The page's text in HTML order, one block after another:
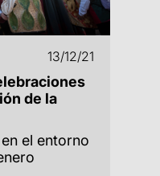
13/12/21
de la
el entorno